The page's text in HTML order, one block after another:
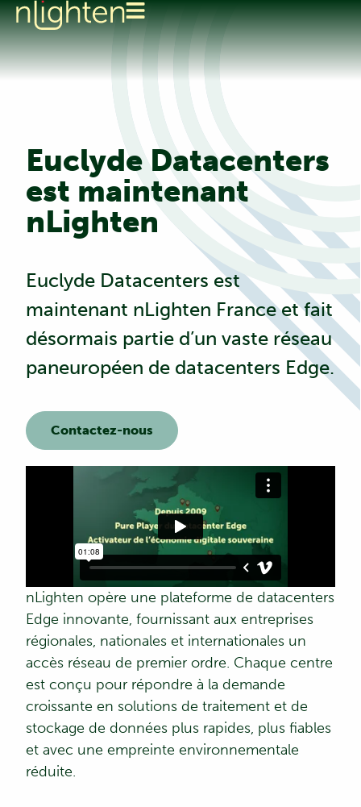
Euclyde Datacenters
est maintenant
nLighten
Euclyde Datacenters est
maintenant nLighten France et fait
désormais partie d’un vaste réseau
paneuropéen de datacenters Edge.
Contactez-nous
nLighten opère une plateforme de datacenters
Edge innovante, fournissant aux entreprises
régionales, nationales et internationales un
accès réseau de premier ordre. Chaque centre
est conçu pour répondre à la demande
croissante en solutions de traitement et de
stockage de données plus rapides, plus fiables
et avec une empreinte environnementale
réduite.